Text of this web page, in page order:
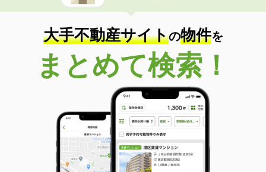
大手不動産サイトの物件を
まとめて検索！